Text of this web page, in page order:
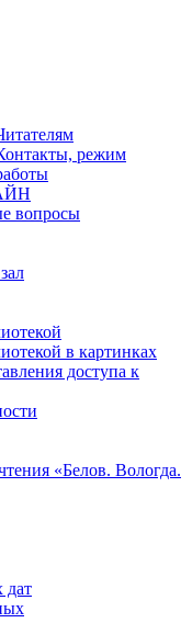
режим
вопросы
в картинках
доступа к
«Белов. Вологда.
дат